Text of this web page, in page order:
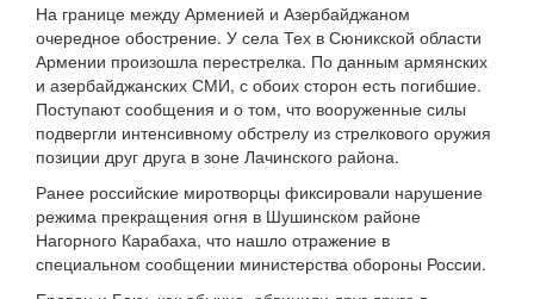
На границе между Арменией и Азербайджаном
очередное обострение. У села Тех в Сюникской области
Армении произошла перестрелка. По данным армянских
и азербайджанских СМИ, с обоих сторон есть погибшие.
Поступают сообщения и о том, что вооруженные силы
подвергли интенсивному обстрелу из стрелкового оружия
позиции друг друга в зоне Лачинского района.
Ранее российские миротворцы фиксировали нарушение
режима прекращения огня в Шушинском районе
Нагорного Карабаха, что нашло отражение в
специальном сообщении министерства обороны России.